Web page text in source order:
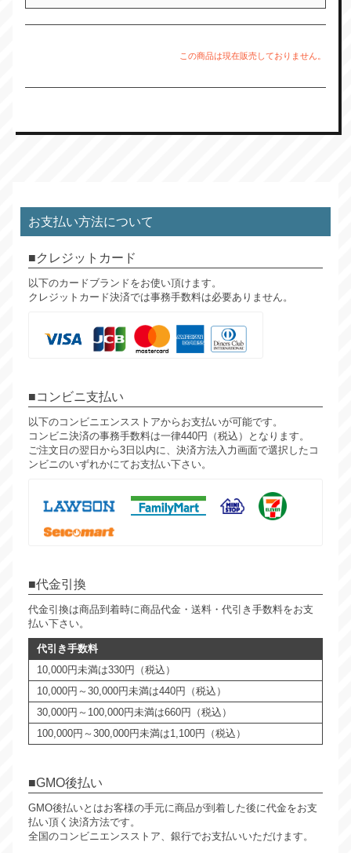
この商品は現在販売しておりません。
お支払い方法について
クレジットカード
以下のカードブランドをお使い頂けます。
クレジットカード決済では事務手数料は必要ありません。
コンビニ支払い
以下のコンビニエンスストアからお支払いが可能です。
コンビニ決済の事務手数料は一律440円（税込）となります。
ご注文日の翌日から3日以内に、決済方法入力画面で選択したコ
ンビニのいずれかにてお支払い下さい。
代金引換
代金引換は商品到着時に商品代金・送料・代引き手数料をお支
払い下さい。
代引き手数料
10,000円未満は330円（税込）
10,000円～30,000円未満は440円（税込）
30,000円～100,000円未満は660円（税込）
100,000円～300,000円未満は1,100円（税込）
GMO後払い
GMO後払いとはお客様の手元に商品が到着した後に代金をお支
払い頂く決済方法です。
全国のコンビニエンスストア、銀行でお支払いいただけます。